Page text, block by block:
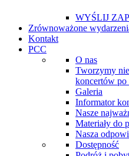
WYŚLIJ
Zrównoważone
Kontakt
PCC
O nas
Tworzymy
koncertów po
Galeria
Informator
Nasze
Materiały do
Nasza
Dostępność